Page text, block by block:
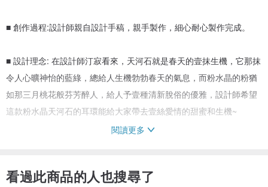
■ 創作過程:設計師親自設計手稿，親手製作，細心耐心製作完成。
■ 設計理念: 在設計師汀寂看來，天河石就是春天的壹抹生機，它那抹
令人心曠神怡的藍綠，總給人生機勃勃春天的氣息，而粉水晶的粉猶
如那三月桃花般芬芳醉人，給人予壹種清新脫俗的優雅，設計師希望
這款粉水晶天河石的耳環能給大家帶去壹絲愛情的甜蜜和生機~
閃光，這是由於它獨特唯壹的雙晶結構引起的。也是與翡翠的根本區
閱讀更多
看過此商品的人也搜尋了